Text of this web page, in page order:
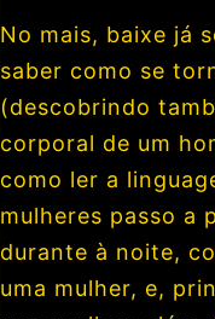
No mais, baixe já
saber como se
(descobrindo
corporal de um
como ler a
mulheres passo a
durante à noite,
uma mulher, e,